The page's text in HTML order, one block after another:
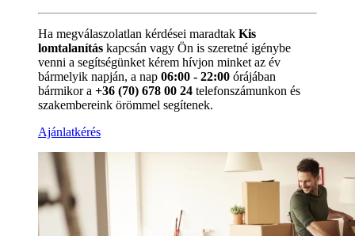
Ha megválaszolatlan kérdései maradtak Kis
lomtalanítás kapcsán vagy Ön is szeretné igénybe
venni a segítségünket kérem hívjon minket az év
bármelyik napján, a nap 06:00 - 22:00 órájában
bármikor a +36 (70) 678 00 24 telefonszámunkon és
szakembereink örömmel segítenek.
Ajánlatkérés